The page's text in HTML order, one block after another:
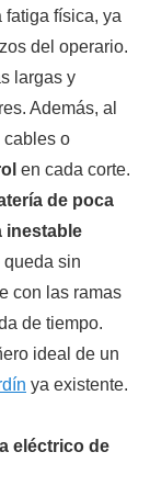
física, ya
del operario.
largas y
Además, al
cables o
en cada corte.
de poca
inestable
queda sin
con las ramas
de tiempo.
ideal de un
ya existente.
eléctrico de